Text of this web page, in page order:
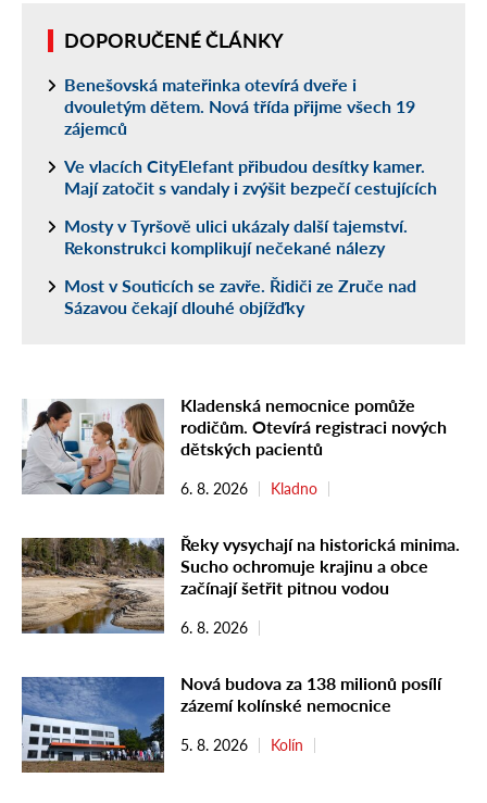
DOPORUČENÉ ČLÁNKY
Benešovská mateřinka otevírá dveře i
dvouletým dětem. Nová třída přijme všech 19
zájemců
Ve vlacích CityElefant přibudou desítky kamer.
Mají zatočit s vandaly i zvýšit bezpečí cestujících
Mosty v Tyršově ulici ukázaly další tajemství.
Rekonstrukci komplikují nečekané nálezy
Most v Souticích se zavře. Řidiči ze Zruče nad
Sázavou čekají dlouhé objížďky
Kladenská nemocnice pomůže
rodičům. Otevírá registraci nových
dětských pacientů
6. 8. 2026 Kladno
Řeky vysychají na historická minima.
Sucho ochromuje krajinu a obce
začínají šetřit pitnou vodou
6. 8. 2026
Nová budova za 138 milionů posílí
zázemí kolínské nemocnice
5. 8. 2026 Kolín